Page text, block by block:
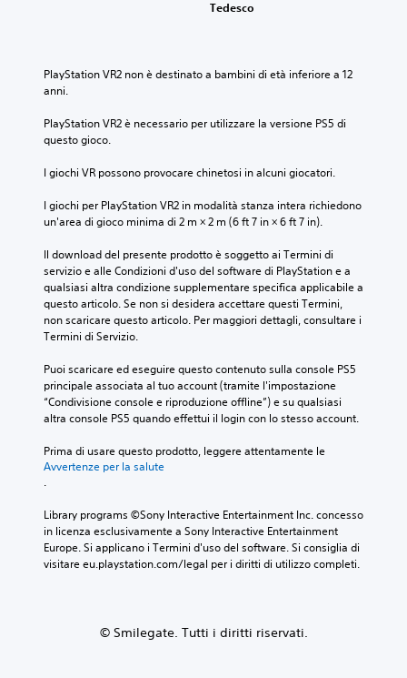
Tedesco
PlayStation VR2 non è destinato a bambini di età inferiore a 12
anni.
PlayStation VR2 è necessario per utilizzare la versione PS5 di
questo gioco.
I giochi VR possono provocare chinetosi in alcuni giocatori.
I giochi per PlayStation VR2 in modalità stanza intera richiedono
un'area di gioco minima di 2 m × 2 m (6 ft 7 in × 6 ft 7 in).
Il download del presente prodotto è soggetto ai Termini di
servizio e alle Condizioni d'uso del software di PlayStation e a
qualsiasi altra condizione supplementare specifica applicabile a
questo articolo. Se non si desidera accettare questi Termini,
non scaricare questo articolo. Per maggiori dettagli, consultare i
Termini di Servizio.
Puoi scaricare ed eseguire questo contenuto sulla console PS5
principale associata al tuo account (tramite l'impostazione
“Condivisione console e riproduzione offline”) e su qualsiasi
altra console PS5 quando effettui il login con lo stesso account.
Prima di usare questo prodotto, leggere attentamente le
Avvertenze per la salute
.
Library programs ©Sony Interactive Entertainment Inc. concesso
in licenza esclusivamente a Sony Interactive Entertainment
Europe. Si applicano i Termini d'uso del software. Si consiglia di
visitare eu.playstation.com/legal per i diritti di utilizzo completi.
© Smilegate. Tutti i diritti riservati.